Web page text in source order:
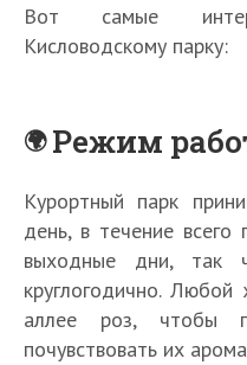
Вот самые
Кисловодскому парку:
Режим
Курортный парк
день, в течение всего
выходные дни, так
круглогодично.
аллее роз, чтобы
почувствовать их